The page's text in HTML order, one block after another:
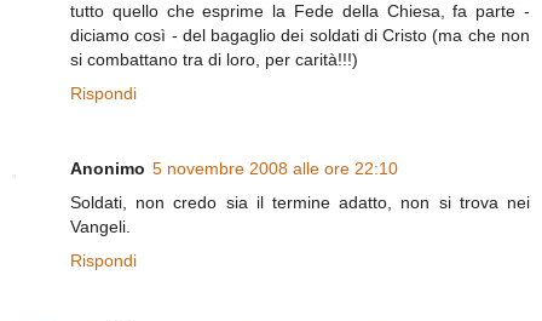
tutto quello che esprime la Fede della Chiesa, fa parte -
diciamo così - del bagaglio dei soldati di Cristo (ma che non
si combattano tra di loro, per carità!!!)
Rispondi
Anonimo 5 novembre 2008 alle ore 22:10
Soldati, non credo sia il termine adatto, non si trova nei
Vangeli.
Rispondi